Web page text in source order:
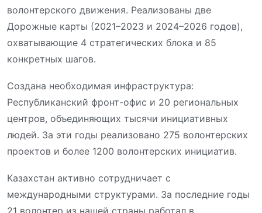
волонтерского движения. Реализованы две
Дорожные карты (2021–2023 и 2024–2026 годов),
охватывающие 4 стратегических блока и 85
конкретных шагов.
Создана необходимая инфраструктура:
Республиканский фронт-офис и 20 региональных
центров, объединяющих тысячи инициативных
людей. За эти годы реализовано 275 волонтерских
проектов и более 1200 волонтерских инициатив.
Казахстан активно сотрудничает с
международными структурами. За последние годы
21 волонтер из нашей страны работал в